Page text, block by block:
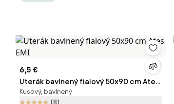
6,5 €
Uterák bavlnený fialový 50x90 cm Ates
EMI
Kusový, bavlnený
(8)